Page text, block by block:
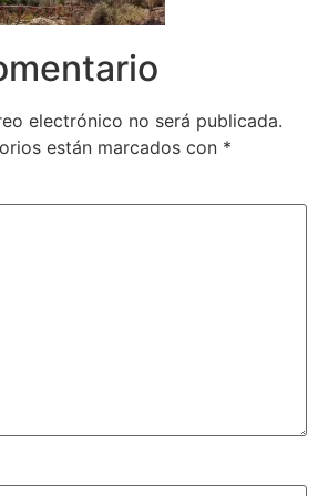
electrónico no será publicada.
están marcados con *